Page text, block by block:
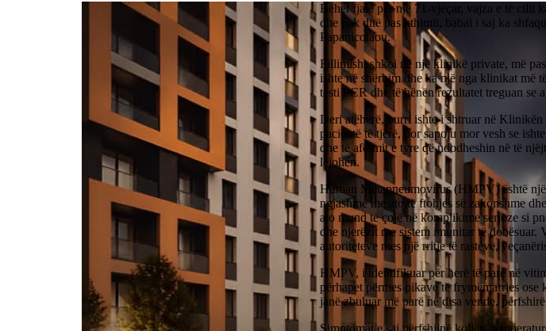
Bëhet fjalë për një 71-vjeçar, vajza e të cilit
dhe pak ditë pas kthimit, babai i saj ka
Papanicolaou.
Fillimisht shkoi në një klinikë private, më
ishte në shërbim dhe ka një nga klinikat më
testi PCR dhe të hënën rezultatet treguan
Deri atëherë, burri ishte i shtruar në Klinikën
pacientë të tjerë, por sapo u mor vesh se
dhe të afërmit e tyre që ndodheshin në të
lejohen.
Human Metapneumovirus (HMPV) është
ngjashme me ato të ftohjes së zakonshme
ajo mund të çojë në komplikime serioze si
dhe njerëzit me sistem imunitar të
autoriteteve mes një rritje të rasteve,
HMPV, i identifikuar për herë të parë në
përhapet përmes pikave të frymëmarrjes
janë zbuluar më parë në disa vende,
Simptomat e saj përfshijnë kollën,